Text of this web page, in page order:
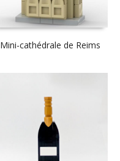
Mini-cathédrale de Reims